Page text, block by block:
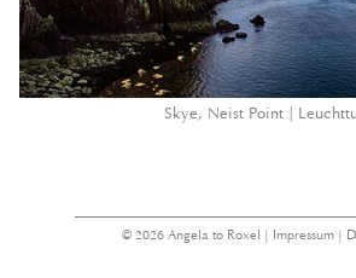
Skye, Neist Point |
© 2026 Angela to Roxel | Impressum|